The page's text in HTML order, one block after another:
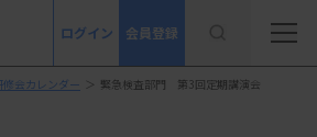
ログイン 会員登録
会カレンダー ＞ 緊急検査部門 第3回定期講演会